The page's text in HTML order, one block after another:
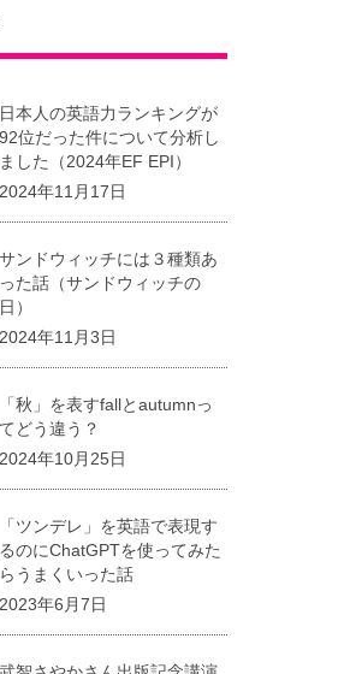
日本人の英語力ランキングが
92位だった件について分析し
ました（2024年EF EPI）
2024年11月17日
サンドウィッチには３種類あ
った話（サンドウィッチの
日）
2024年11月3日
「秋」を表すfallとautumnっ
てどう違う？
2024年10月25日
「ツンデレ」を英語で表現す
るのにChatGPTを使ってみた
らうまくいった話
2023年6月7日